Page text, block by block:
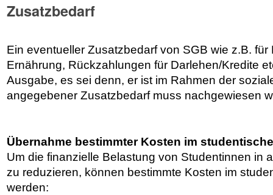
Zusatzbedarf
Ein eventueller Zusatzbedarf von SGB wie z.B. für
Ernährung, Rückzahlungen für Darlehen/Kredite
Ausgabe, es sei denn, er ist im Rahmen der
angegebener Zusatzbedarf muss nachgewiesen
Übernahme bestimmter Kosten im
Um die finanzielle Belastung von Studentinnen in
zu reduzieren, können bestimmte Kosten im
werden: